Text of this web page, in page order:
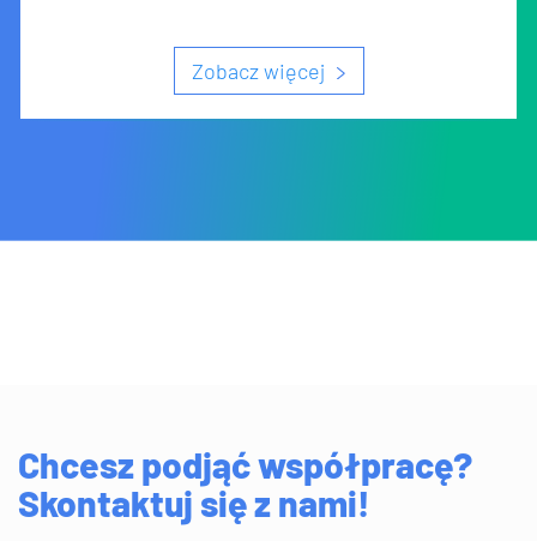
Zobacz więcej
Chcesz podjąć współpracę?
Skontaktuj się z nami!